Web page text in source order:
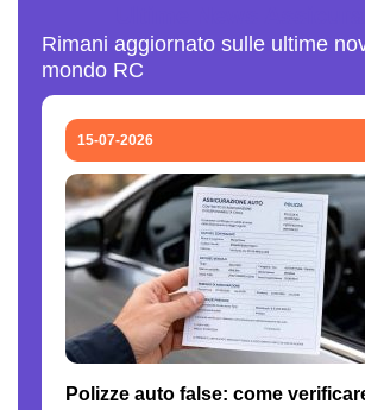
Rimani aggiornato sulle ultime
mondo RC
15-07-2026
Polizze auto false: come